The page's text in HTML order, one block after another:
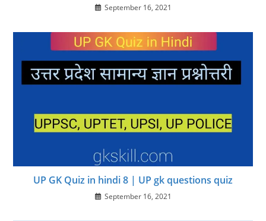
September 16, 2021
UP GK Quiz in hindi 8 | UP gk questions quiz
September 16, 2021